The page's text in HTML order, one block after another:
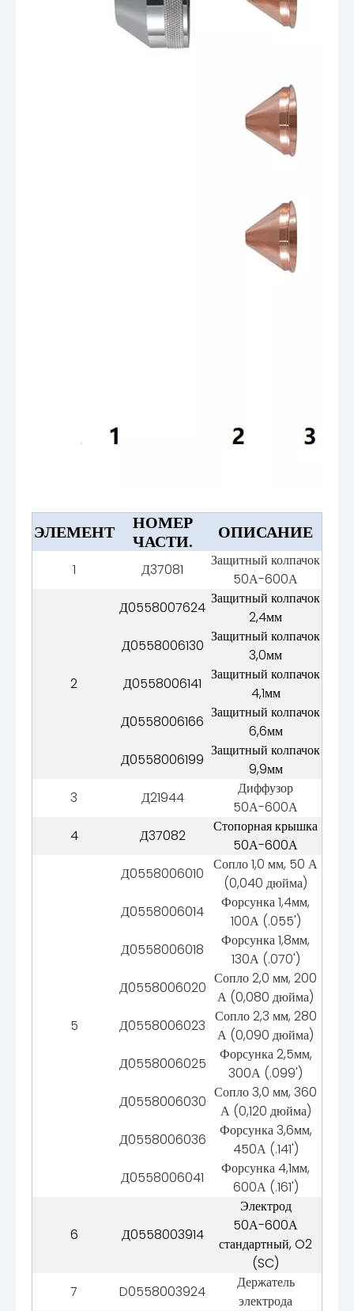
ЭЛЕМЕНТ
НОМЕР
ЧАСТИ.
ОПИСАНИЕ
1 Д37081
Защитный колпачок
50А-600А
2
Д0558007624
Защитный колпачок
2,4мм
Д0558006130
Защитный колпачок
3,0мм
Д0558006141
Защитный колпачок
4,1мм
Д0558006166
Защитный колпачок
6,6мм
Д0558006199
Защитный колпачок
9,9мм
3
Д21944
Диффузор
50А-600А
4
Д37082
Стопорная крышка
50А-600А
5
Д0558006010
Сопло 1,0 мм, 50 А
(0,040 дюйма)
Д0558006014
Форсунка 1,4мм,
100А (.055')
Д0558006018
Форсунка 1,8мм,
130А (.070')
Д0558006020
Сопло 2,0 мм, 200
А (0,080 дюйма)
Д0558006023
Сопло 2,3 мм, 280
А (0,090 дюйма)
Д0558006025
Форсунка 2,5мм,
300А (.099')
Д0558006030
Сопло 3,0 мм, 360
А (0,120 дюйма)
Д0558006036
Форсунка 3,6мм,
450А (.141')
Д0558006041
Форсунка 4,1мм,
600А (.161')
6 Д0558003914
Электрод
50А-600А
стандартный, O2
(SC)
7
D0558003924
Держатель
электрода